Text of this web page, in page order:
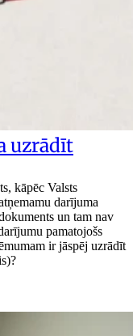
uzrādīt
kāpēc Valsts
darījuma
un tam nav
pamatojošs
ir jāspēj uzrādīt